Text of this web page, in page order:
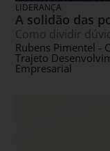
LIDERANÇA
A solidão das
Como dividir
Rubens Pimentel -
Trajeto
Empresarial